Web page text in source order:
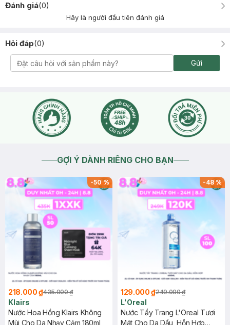
Đánh giá(0)
Hãy là người đầu tiên đánh giá
Hỏi đáp(0)
Gửi
GỢI Ý DÀNH RIÊNG CHO BẠN
-50%
218.000 ₫435.000 ₫
Klairs
Nước Hoa Hồng Klairs Không
Mùi Cho Da Nhạy Cảm 180ml
-48%
129.000 ₫249.000 ₫
L'Oreal
Nước Tẩy Trang L'Oreal Tươi
Mát Cho Da Dầu, Hỗn Hợp